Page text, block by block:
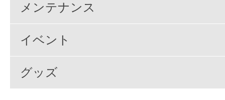
メンテナンス
イベント
グッズ